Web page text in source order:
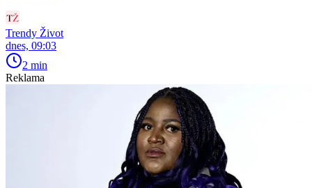
Trendy Život
dnes, 09:03
2 min
Reklama